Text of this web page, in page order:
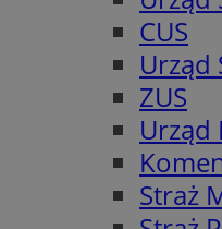
CUS
Urząd
ZUS
Urząd
Straż